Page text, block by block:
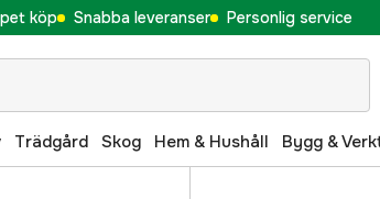
köp Snabba leveranser Personlig service
Trädgård Skog Hem & Hushåll Bygg &